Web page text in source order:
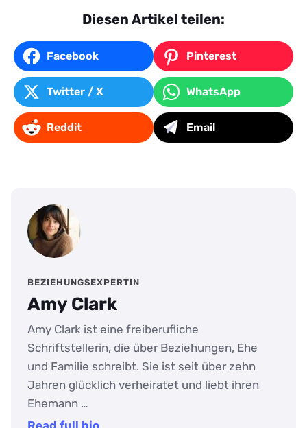
Diesen Artikel teilen:
Facebook Pinterest
Twitter / X WhatsApp
Reddit Email
BEZIEHUNGSEXPERTIN
Amy Clark
Amy Clark ist eine freiberufliche
Schriftstellerin, die über Beziehungen, Ehe
und Familie schreibt. Sie ist seit über zehn
Jahren glücklich verheiratet und liebt ihren
Ehemann …
Read full bio